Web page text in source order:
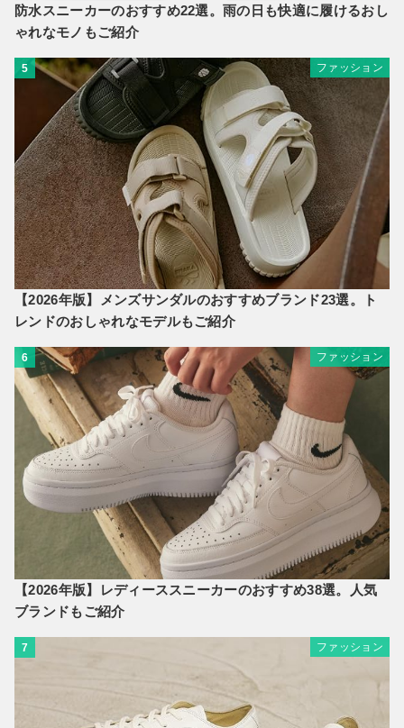
防水スニーカーのおすすめ22選。雨の日も快適に履けるおし
ゃれなモノもご紹介
5 ファッション
【2026年版】メンズサンダルのおすすめブランド23選。ト
レンドのおしゃれなモデルもご紹介
6 ファッション
【2026年版】レディーススニーカーのおすすめ38選。人気
ブランドもご紹介
7 ファッション